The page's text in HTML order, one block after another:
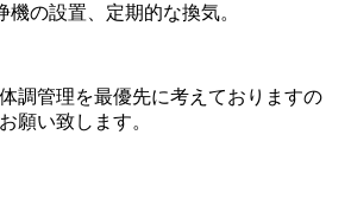
の設置、定期的な換気。
調管理を最優先に考えておりますの
願い致します。